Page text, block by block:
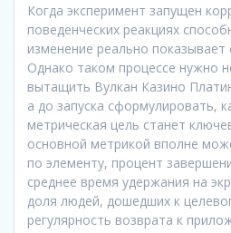
Когда эксперимент запущен
поведенческих реакциях
изменение реально
Однако таком процессе нужно
вытащить Вулкан Казино
а до запуска сформулировать,
метрическая цель станет
основной метрикой вполне
по элементу, процент
среднее время удержания на
доля людей, дошедших к
регулярность возврата к